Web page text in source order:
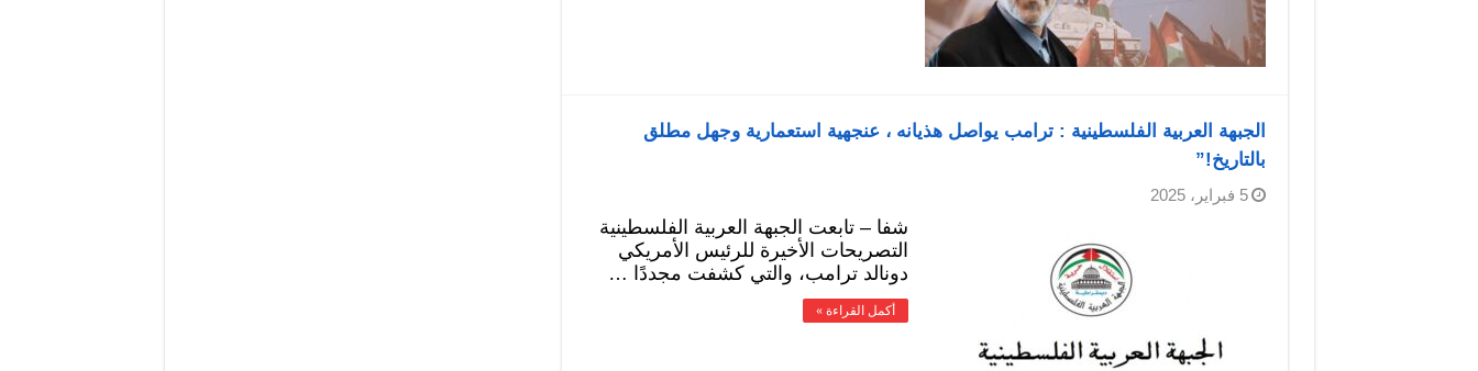
الجبهة العربية الفلسطينية : ترامب يواصل هذيانه ، عنجهية استعمارية وجهل مطلق
بالتاريخ!”
5 فبراير، 2025
شفا – تابعت الجبهة العربية الفلسطينية
التصريحات الأخيرة للرئيس الأمريكي
دونالد ترامب، والتي كشفت مجددًا …
أكمل القراءة »